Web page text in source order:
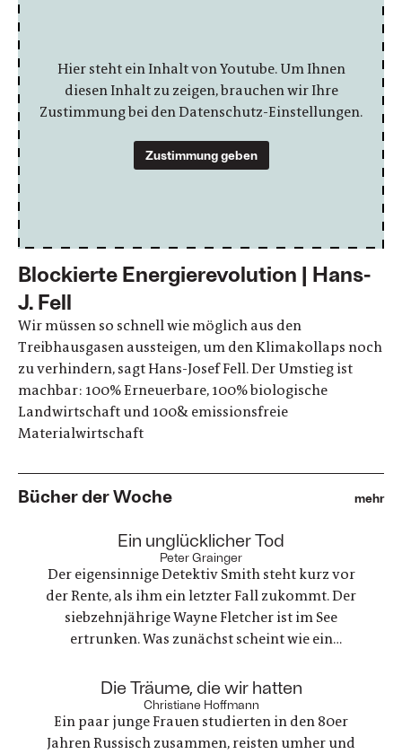
Hier steht ein Inhalt von Youtube. Um Ihnen
diesen Inhalt zu zeigen, brauchen wir Ihre
Zustimmung bei den Datenschutz-Einstellungen.
Zustimmung geben
Blockierte Energierevolution | Hans-
J. Fell
Wir müssen so schnell wie möglich aus den
Treibhausgasen aussteigen, um den Klimakollaps noch
zu verhindern, sagt Hans-Josef Fell. Der Umstieg ist
machbar: 100% Erneuerbare, 100% biologische
Landwirtschaft und 100& emissionsfreie
Materialwirtschaft
Bücher der Woche mehr
Ein unglücklicher Tod
Peter Grainger
Der eigensinnige Detektiv Smith steht kurz vor
der Rente, als ihm ein letzter Fall zukommt. Der
siebzehnjährige Wayne Fletcher ist im See
ertrunken. Was zunächst scheint wie ein
anderes heraus. Es geht um nichts weniger als die
große Frage nach Gerechtigkeit. Eine
nervenaufreibende Ermittlung beginnt
Die Träume, die wir hatten
Christiane Hoffmann
Ein paar junge Frauen studierten in den 80er
Jahren Russisch zusammen, reisten umher und